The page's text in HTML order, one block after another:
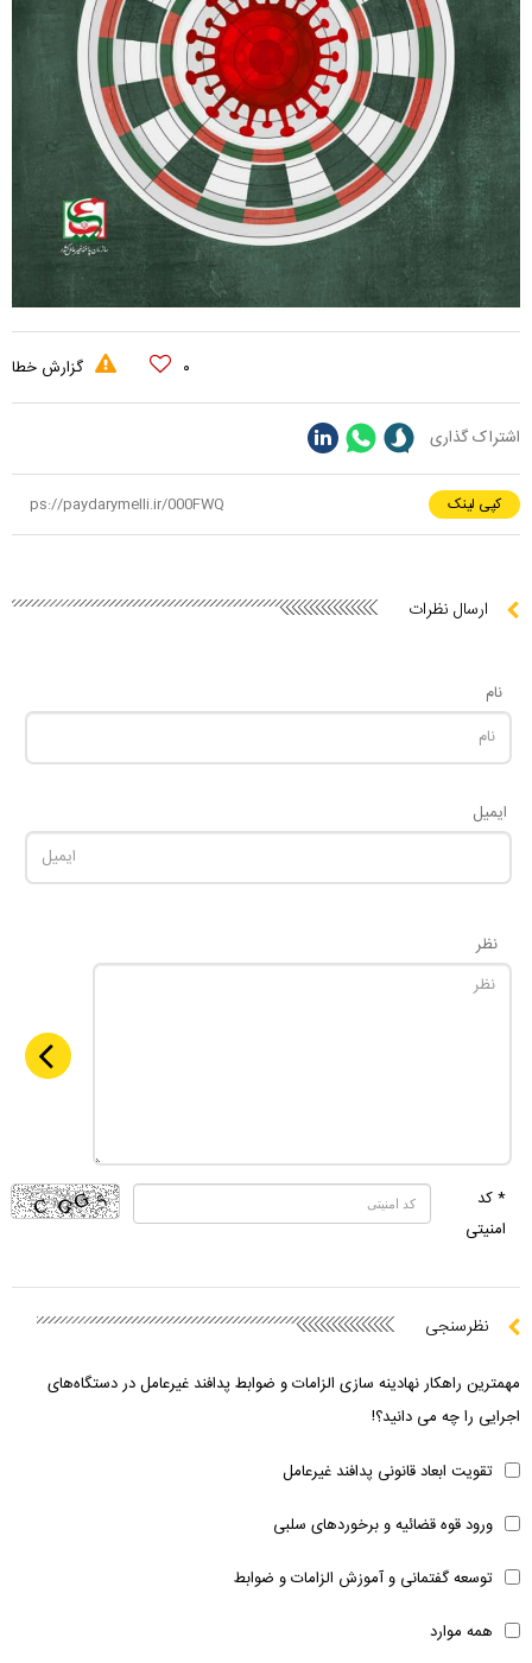
۰ گزارش خطا
اشتراک گذاری
کپی لینک
ارسال نظرات
نام
ایمیل
نظر
* کد
امنیتی
نظرسنجی
مهمترین راهکار نهادینه سازی الزامات و ضوابط پدافند غیرعامل در دستگاه‌های
اجرایی را چه می دانید؟!
تقویت ابعاد قانونی پدافند غیرعامل
ورود قوه قضائیه و برخوردهای سلبی
توسعه گفتمانی و آموزش الزامات و ضوابط
همه موارد